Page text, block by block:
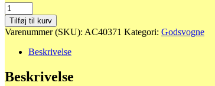
40371
Typ
Sgns
der
DSB
"DFDS
TRANSPORT"
antal
Tilføj til kurv
Varenummer (SKU): AC40371 Kategori: Godsvogne
Beskrivelse
Beskrivelse